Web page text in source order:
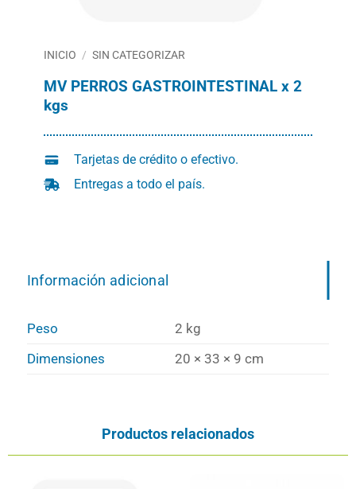
INICIO / SIN CATEGORIZAR
MV PERROS GASTROINTESTINAL x 2
kgs
Tarjetas de crédito o efectivo.
Entregas a todo el país.
Información adicional
Peso
2 kg
Dimensiones
20 × 33 × 9 cm
Productos relacionados